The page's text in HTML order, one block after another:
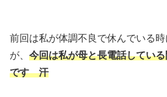
前回は私が体調不良で休んでいる
が、 今回は私が母と長電話してい
です 汗